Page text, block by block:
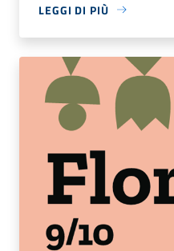
LEGGI DI PIÙ